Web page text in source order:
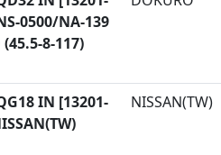
0500/NA-139
8-117)
IN [13201-
NISSAN(TW)